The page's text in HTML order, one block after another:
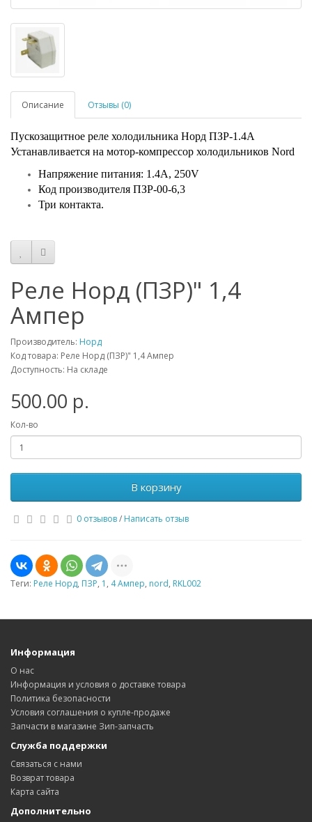
Описание Отзывы (0)
Пускозащитное реле холодильника Норд ПЗР-1.4А
Устанавливается на мотор-компрессор холодильников Nord
Напряжение питания: 1.4A, 250V
Код производителя ПЗР-00-6,3
Три контакта.
Реле Норд (ПЗР)" 1,4
Ампер
Производитель: Норд
Код товара: Реле Норд (ПЗР)" 1,4 Ампер
Доступность: На складе
500.00 р.
Кол-во
В корзину
0 отзывов/ Написать отзыв
Теги: Реле Норд, ПЗР, 1 , 4 Ампер, nord, RKL002
Информация
О нас
Информация и условия о доставке товара
Политика безопасности
Условия соглашения о купле-продаже
Запчасти в магазине Зип-запчасть
Служба поддержки
Связаться с нами
Возврат товара
Карта сайта
Дополнительно